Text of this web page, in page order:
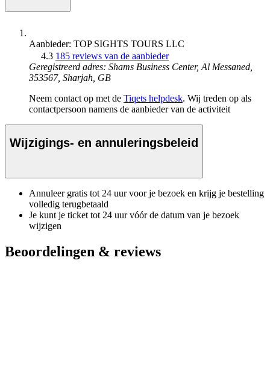
Aanbieder: TOP SIGHTS TOURS LLC
4.3 185 reviews van de aanbieder
Geregistreerd adres: Shams Business Center, Al Messaned,
353567, Sharjah, GB
Neem contact op met de Tiqets helpdesk. Wij treden op als
contactpersoon namens de aanbieder van de activiteit
Wijzigings- en annuleringsbeleid
Annuleer gratis tot 24 uur voor je bezoek en krijg je bestelling
volledig terugbetaald
Je kunt je ticket tot 24 uur vóór de datum van je bezoek
wijzigen
Beoordelingen & reviews